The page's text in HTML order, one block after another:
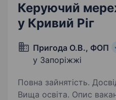
Керуючий
у Кривий Ріг
Пригода О.В., ФОП
у Запоріжжі
Повна зайнятість.
Вища освіта. Опис вакансіїЗапрошуємо у свою